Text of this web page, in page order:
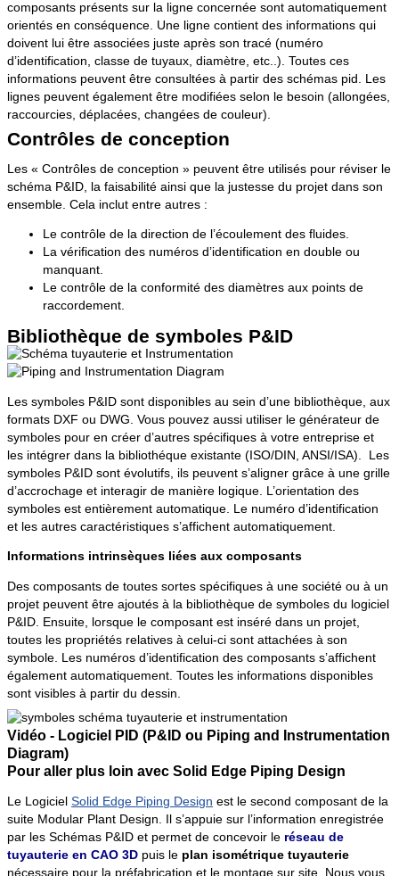
composants présents sur la ligne concernée sont automatiquement
orientés en conséquence. Une ligne contient des informations qui
doivent lui être associées juste après son tracé (numéro
d’identification, classe de tuyaux, diamètre, etc..). Toutes ces
informations peuvent être consultées à partir des schémas pid. Les
lignes peuvent également être modifiées selon le besoin (allongées,
raccourcies, déplacées, changées de couleur).
Contrôles de conception
Les « Contrôles de conception » peuvent être utilisés pour réviser le
schéma P&ID, la faisabilité ainsi que la justesse du projet dans son
ensemble. Cela inclut entre autres :
Le contrôle de la direction de l’écoulement des fluides.
La vérification des numéros d’identification en double ou
manquant.
Le contrôle de la conformité des diamètres aux points de
raccordement.
Bibliothèque de symboles P&ID
Les symboles P&ID sont disponibles au sein d’une bibliothèque, aux
formats DXF ou DWG. Vous pouvez aussi utiliser le générateur de
symboles pour en créer d’autres spécifiques à votre entreprise et
les intégrer dans la bibliothéque existante (ISO/DIN, ANSI/ISA). Les
symboles P&ID sont évolutifs, ils peuvent s’aligner grâce à une grille
d’accrochage et interagir de manière logique. L’orientation des
symboles est entièrement automatique. Le numéro d’identification
et les autres caractéristiques s’affichent automatiquement.
Informations intrinsèques liées aux composants
Des composants de toutes sortes spécifiques à une société ou à un
projet peuvent être ajoutés à la bibliothèque de symboles du logiciel
P&ID. Ensuite, lorsque le composant est inséré dans un projet,
toutes les propriétés relatives à celui-ci sont attachées à son
symbole. Les numéros d’identification des composants s’affichent
également automatiquement. Toutes les informations disponibles
sont visibles à partir du dessin.
Vidéo - Logiciel PID (P&ID ou Piping and Instrumentation
Diagram)
Pour aller plus loin avec Solid Edge Piping Design
Le Logiciel Solid Edge Piping Design est le second composant de la
suite Modular Plant Design. Il s’appuie sur l’information enregistrée
par les Schémas P&ID et permet de concevoir le réseau de
tuyauterie en CAO 3D puis le plan isométrique tuyauterie
nécessaire pour la préfabrication et le montage sur site. Nous vous